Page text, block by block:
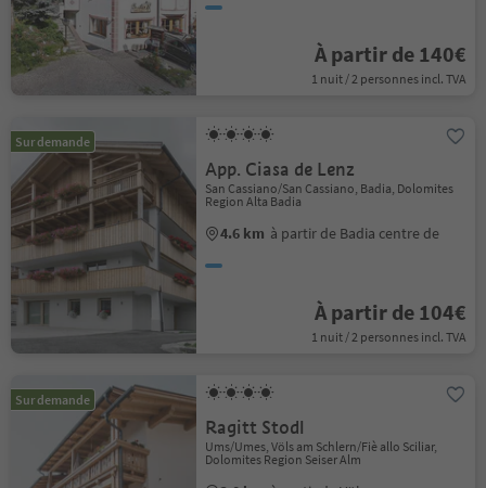
À partir de 140€
1 nuit / 2 personnes incl. TVA
Sur demande
App. Ciasa de Lenz
San Cassiano/San Cassiano, Badia, Dolomites
Region Alta Badia
4.6 km à partir de Badia centre de
À partir de 104€
1 nuit / 2 personnes incl. TVA
Sur demande
Ragitt Stodl
Ums/Umes, Völs am Schlern/Fiè allo Sciliar,
Dolomites Region Seiser Alm